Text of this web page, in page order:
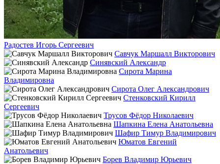
Радостев Игорь Сергеевич
Савчук Маршалл Викторович
Синявский Александр
Сирота Марина
Владимировна
Сирота Олег Александрович
Стенковский Кирилл
Сергеевич
Трусов Фёдор Николаевич
Шапкина Елена Анатольевна
Шафир Тимур Владимирович
Юматов Евгений
Анатольевич
Борев Владимир Юрьевич